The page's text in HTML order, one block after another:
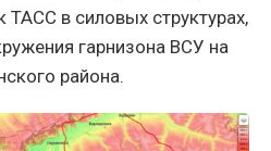
ТАСС в силовых структурах,
гарнизона ВСУ на
района.